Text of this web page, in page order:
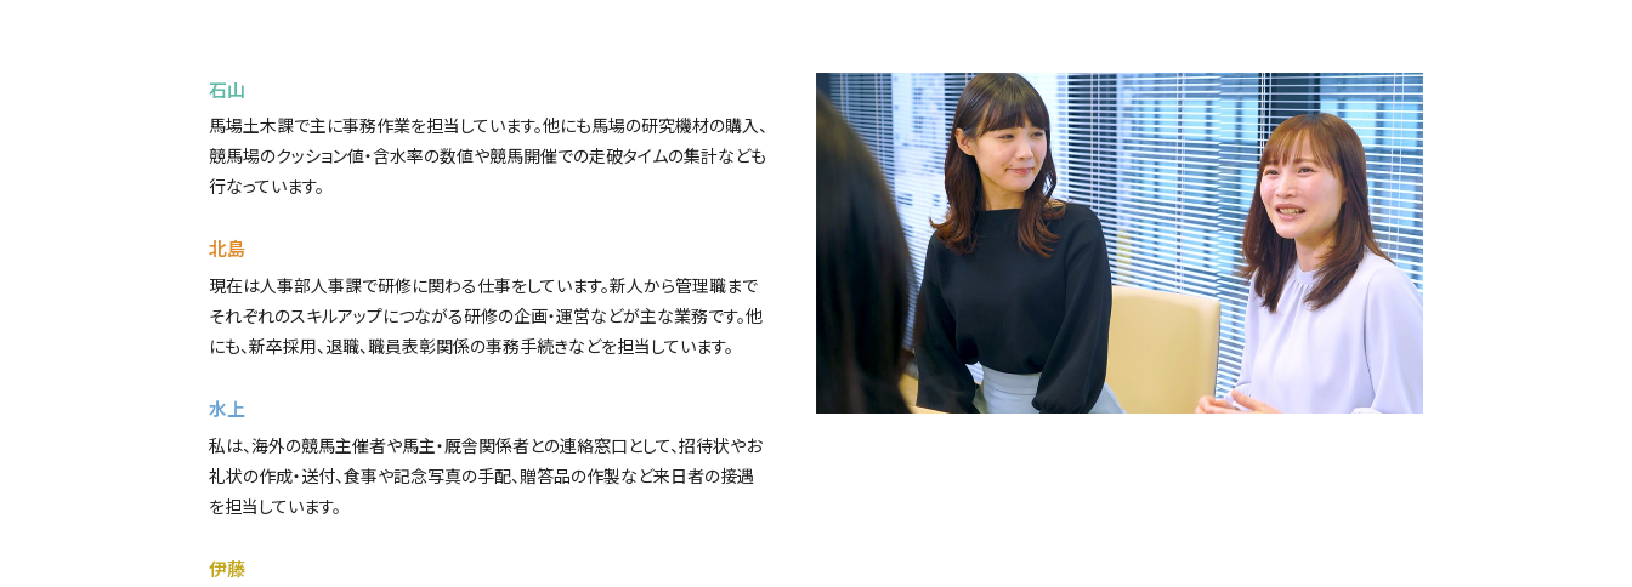
石山
馬場土木課で主に事務作業を担当しています。他にも馬場の研究機材の購入、
競馬場のクッション値・含水率の数値や競馬開催での走破タイムの集計なども
行なっています。
北島
現在は人事部人事課で研修に関わる仕事をしています。新人から管理職まで
それぞれのスキルアップにつながる研修の企画・運営などが主な業務です。他
にも、新卒採用、退職、職員表彰関係の事務手続きなどを担当しています。
水上
私は、海外の競馬主催者や馬主・厩舎関係者との連絡窓口として、招待状やお
礼状の作成・送付、食事や記念写真の手配、贈答品の作製など来日者の接遇
を担当しています。
伊藤